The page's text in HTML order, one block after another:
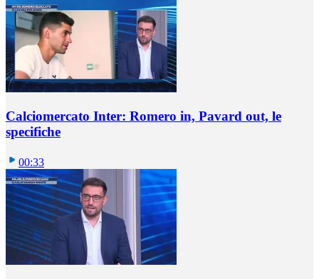
Calciomercato Inter: Romero in, Pavard out, le
specifiche
00:33